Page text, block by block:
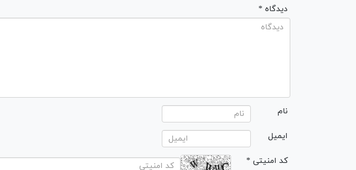
* دیدگاه
نام
ایمیل
* کد امنیتی